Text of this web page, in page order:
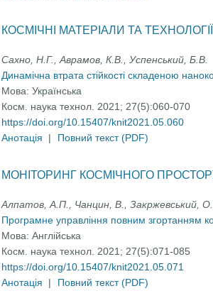
КОСМІЧНІ МАТЕРІАЛИ ТА ТЕХНОЛОГІЇ
Сахно, Н.Г., Аврамов, К.В., Успенський, Б.В.
Динамічна втрата стійкості складеною
Мова: Українська
Косм. наука технол. 2021; 27(5):060-070
https://doi.org/10.15407/knit2021.05.060
Анотація
| Повний текст (PDF)
МОНІТОРИНГ КОСМІЧНОГО
Алпатов, А.П., Чанцин, В., Закржевський,
Програмне управління повним згортанням
Мова: Англійська
Косм. наука технол. 2021; 27(5):071-085
https://doi.org/10.15407/knit2021.05.071
Анотація
| Повний текст (PDF)